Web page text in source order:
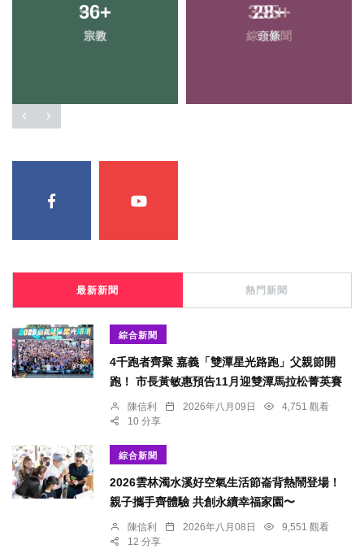
36+
宗教
28+
頭條
最新新聞 熱門新聞
綜合新聞
4千跑者齊聚 嘉義「雙潭星光路跑」父親節開
跑！ 市長黃敏惠預告11月迎雙潭馬拉松菁英賽
陳信利 2026年八月09日
4,751 觀看
10 分享
綜合新聞
2026雲林濁水溪好空氣生活節崙背熱鬧登場！
親子攜手齊體驗 共創永續幸福家園〜
陳信利 2026年八月08日
9,551 觀看
12 分享